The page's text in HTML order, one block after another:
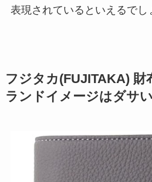
表現されているといえるでし
フジタカ(FUJITAKA) 財
ランドイメージはダサ